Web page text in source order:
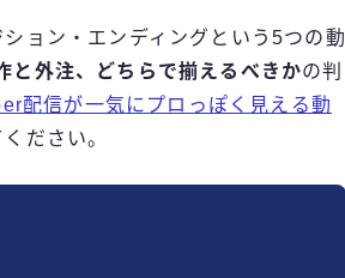
ョン・エンディングという5つの動
と外注、どちらで揃えるべきかの判
配信が一気にプロっぽく見える動
ださい。